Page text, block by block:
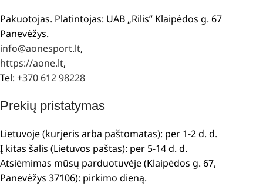
Pakuotojas. Platintojas: UAB „Rilis” Klaipėdos g. 67
Panevėžys.
info@aonesport.lt,
https://aone.lt,
Tel: +370 612 98228
Prekių pristatymas
Lietuvoje (kurjeris arba paštomatas): per 1-2 d. d.
Į kitas šalis (Lietuvos paštas): per 5-14 d. d.
Atsiėmimas mūsų parduotuvėje (Klaipėdos g. 67,
Panevėžys 37106): pirkimo dieną.